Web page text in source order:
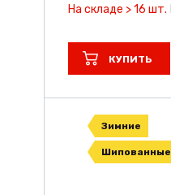
На складе > 16 шт.
КУПИТЬ
Зимние
Шипованные